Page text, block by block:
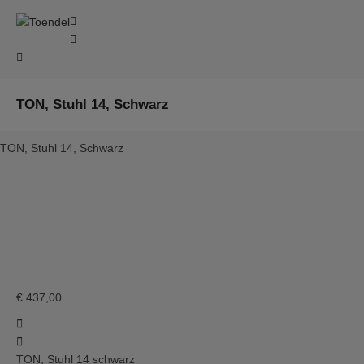
TON, Stuhl 14, Schwarz
TON, Stuhl 14, Schwarz
€ 437,00
TON, Stuhl 14 schwarz